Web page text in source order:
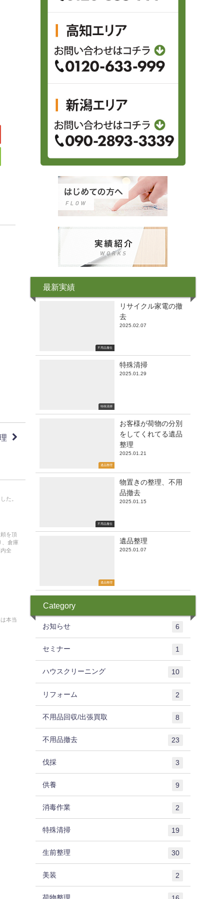
た。
を頂
、倉庫
全
本当
最新実績
不用品撤去
リサイクル家電の撤
去
2025.02.07
特殊清掃
特殊清掃
2025.01.29
遺品整理
お客様が荷物の分別
をしてくれてる遺品
整理
2025.01.21
不用品撤去
物置きの整理、不用
品撤去
2025.01.15
遺品整理
遺品整理
2025.01.07
Category
お知らせ 6
セミナー 1
ハウスクリーニング 10
リフォーム 2
不用品回収/出張買取 8
不用品撤去 23
伐採 3
供養 9
消毒作業 2
特殊清掃 19
生前整理 30
美装 2
荷物整理